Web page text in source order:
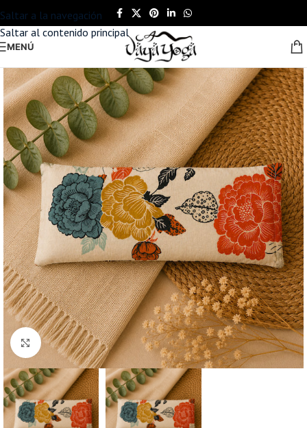
Saltar a la navegación
Saltar al contenido principal
MENÚ
Haga clic para ampliar